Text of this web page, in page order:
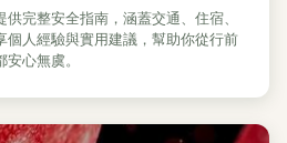
完整安全指南，涵蓋交通、住宿、
個人經驗與實用建議，幫助你從行前
心無虞。